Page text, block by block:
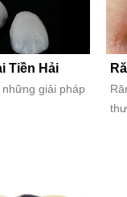
Tiền Hải
giải pháp